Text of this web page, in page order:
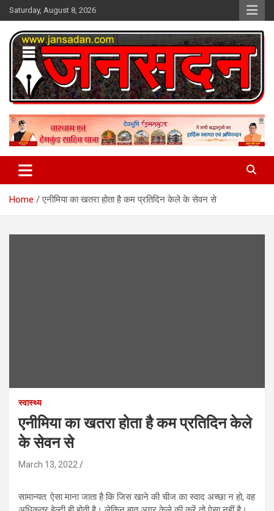
Skip
to
content
Saturday, August 8, 2026
Jan Sadan
Home एनीमिया का खतरा होता है कम प्रतिदिन केले के सेवन से
स्वास्थ्य
एनीमिया का खतरा होता है कम प्रतिदिन केले
के सेवन से
March 13, 2022
सामान्यत: ऐसा माना जाता है कि जिस खाने की चीज का स्वाद अच्छा न हो, वह